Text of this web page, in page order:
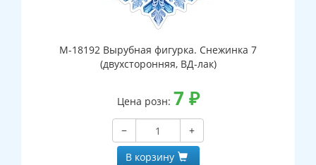
М-18192 Вырубная фигурка. Снежинка 7
(двухсторонняя, ВД-лак)
Цена розн: 7 ₽
−
+
В корзину